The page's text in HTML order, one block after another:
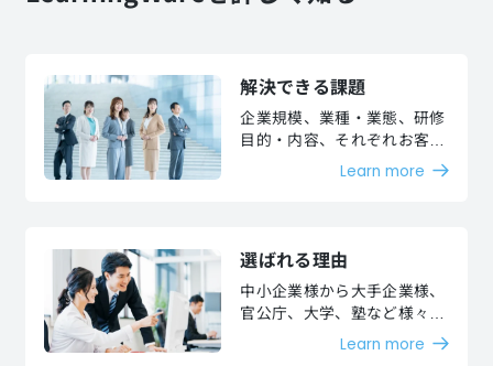
解決できる課題
企業規模、業種・業態、研修
目的・内容、それぞれお客様
が抱える課題を解決いたしま
Learn more
選ばれる理由
中小企業様から大手企業様、
官公庁、大学、塾など様々な
お客様より、高い評価を頂い
Learn more